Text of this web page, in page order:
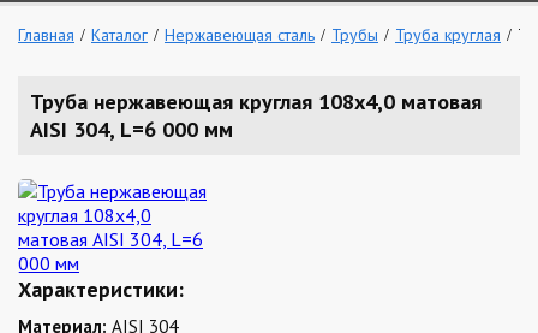
Главная Каталог Нержавеющая сталь Трубы Труба круглая
Труба нержавеющая круглая 108х4,0 матовая
AISI 304, L=6 000 мм
Характеристики:
Материал: AISI 304